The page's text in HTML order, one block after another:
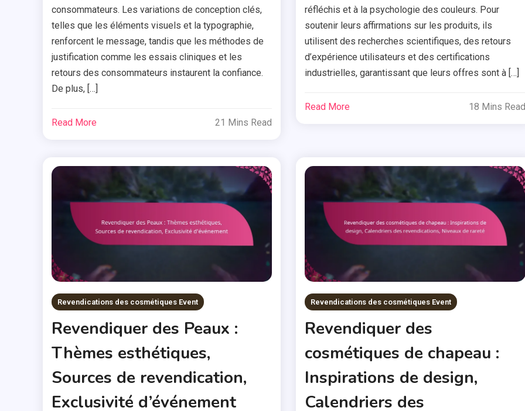
consommateurs. Les variations de conception clés,
telles que les éléments visuels et la typographie,
renforcent le message, tandis que les méthodes de
justification comme les essais cliniques et les
retours des consommateurs instaurent la confiance.
De plus, […]
Read More 21 Mins Read
réfléchis et à la psychologie des couleurs. Pour
soutenir leurs affirmations sur les produits, ils
utilisent des recherches scientifiques, des retours
d’expérience utilisateurs et des certifications
industrielles, garantissant que leurs offres sont à […]
Read More 18 Mins Read
Revendications des cosmétiques Event
Revendiquer des Peaux :
Thèmes esthétiques,
Sources de revendication,
Exclusivité d’événement
Revendications des cosmétiques Event
Revendiquer des
cosmétiques de chapeau :
Inspirations de design,
Calendriers des